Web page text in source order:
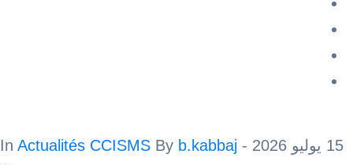
- In
Actualités CCISMS By b.kabbaj